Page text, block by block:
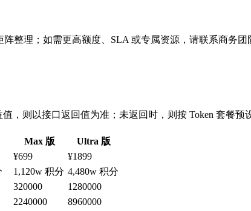
整理；如需更高额度、SLA 或专属资源，请联系商务团
则以接口返回值为准；未返回时，则按 Token 套餐预
Max 版
Ultra 版
¥699
¥1899
1,120w 积分 4,480w 积分
320000
1280000
2240000
8960000